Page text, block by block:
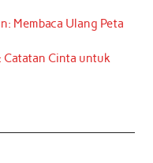
Membaca Ulang Peta
Catatan Cinta untuk